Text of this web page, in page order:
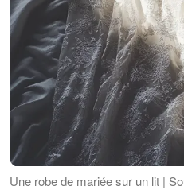
Une robe de mariée sur un lit |